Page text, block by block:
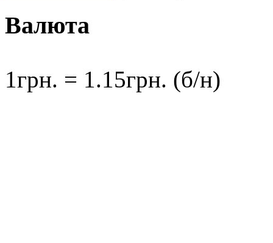
Валюта
1грн. = 1.15грн. (б/н)